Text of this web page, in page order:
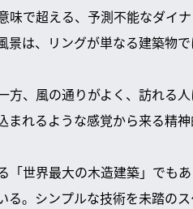
味で超える、予測不能なダイ
は、リングが単なる建築物
、風の通りがよく、訪れる
まれるような感覚から来る精
「世界最大の木造建築」でも
。シンプルな技術を未踏の